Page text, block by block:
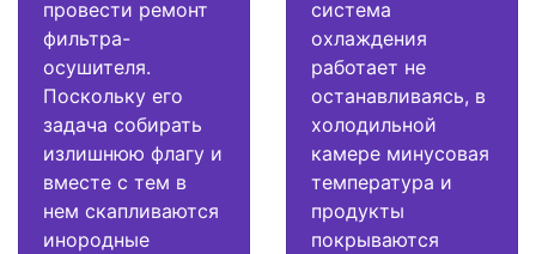
провести ремонт
фильтра-
осушителя.
Поскольку его
задача собирать
излишнюю флагу и
вместе с тем в
нем скапливаются
инородные
система
охлаждения
работает не
останавливаясь, в
холодильной
камере минусовая
температура и
продукты
покрываются